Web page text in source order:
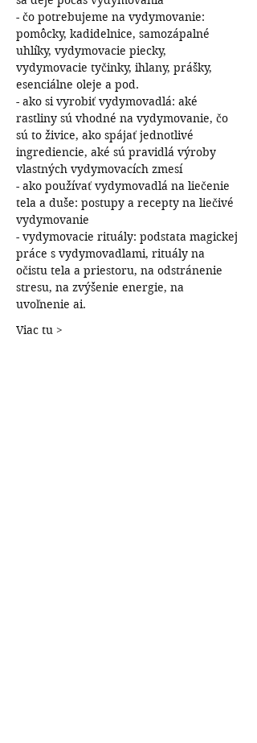
- čo potrebujeme na vydymovanie:
pomôcky, kadidelnice, samozápalné
uhlíky, vydymovacie piecky,
vydymovacie tyčinky, ihlany, prášky,
esenciálne oleje a pod.
- ako si vyrobiť vydymovadlá: aké
rastliny sú vhodné na vydymovanie, čo
sú to živice, ako spájať jednotlivé
ingrediencie, aké sú pravidlá výroby
vlastných vydymovacích zmesí
- ako používať vydymovadlá na liečenie
tela a duše: postupy a recepty na liečivé
vydymovanie
- vydymovacie rituály: podstata magickej
práce s vydymovadlami, rituály na
očistu tela a priestoru, na odstránenie
stresu, na zvýšenie energie, na
uvoľnenie ai.
Viac tu >